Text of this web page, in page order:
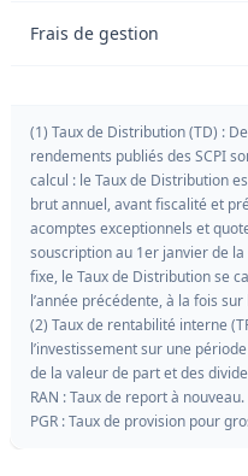
Frais de gestion
(1) Taux de Distribution (TD) :
rendements publiés des SCPI
calcul : le Taux de Distribution
brut annuel, avant fiscalité et
acomptes exceptionnels et
souscription au 1er janvier de
fixe, le Taux de Distribution se
l’année précédente, à la fois
(2) Taux de rentabilité interne
l’investissement sur une
de la valeur de part et des
RAN : Taux de report à nouveau.
PGR : Taux de provision pour